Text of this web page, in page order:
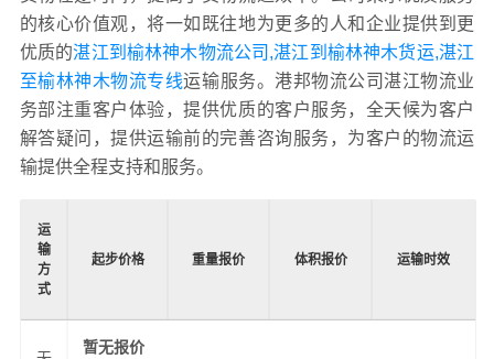
的核心价值观，将一如既往地为更多的人和企业提供到更
优质的湛江到榆林神木物流公司,湛江到榆林神木货运,湛江
至榆林神木物流专线运输服务。港邦物流公司湛江物流业
务部注重客户体验，提供优质的客户服务，全天候为客户
解答疑问，提供运输前的完善咨询服务，为客户的物流运
输提供全程支持和服务。
运
输
方
式
起步价格 重量报价 体积报价 运输时效
暂无报价